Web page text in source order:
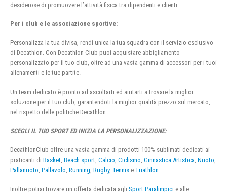
desiderose di promuovere l’attività fisica tra dipendenti e clienti.
Per i club e le associazione sportive:
Personalizza la tua divisa, rendi unica la tua squadra con il servizio esclusivo
di Decathlon. Con Decathlon Club puoi acquistare abbigliamento
personalizzato per il tuo club, oltre ad una vasta gamma di accessori per i tuoi
allenamenti e le tue partite.
Un team dedicato è pronto ad ascoltarti ed aiutarti a trovare la miglior
soluzione per il tuo club, garantendoti la miglior qualità prezzo sul mercato,
nel rispetto delle politiche Decathlon.
SCEGLI IL TUO SPORT ED INIZIA LA PERSONALIZZAZIONE:
DecathlonClub offre una vasta gamma di prodotti 100% sublimati dedicati ai
praticanti di Basket, Beach sport, Calcio, Ciclismo, Ginnastica Artistica, Nuoto,
Pallanuoto, Pallavolo, Running, Rugby, Tennis e Triathlon.
Inoltre potrai trovare un offerta dedicata agli Sport Paralimpici e alle